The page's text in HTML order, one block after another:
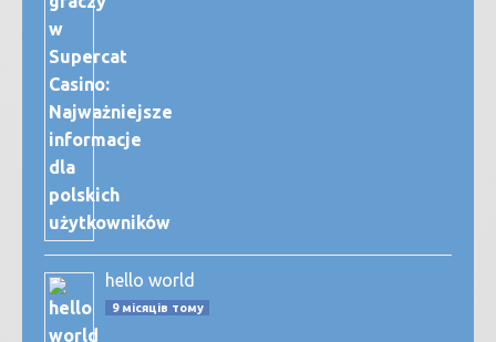
hello world
9 місяців тому